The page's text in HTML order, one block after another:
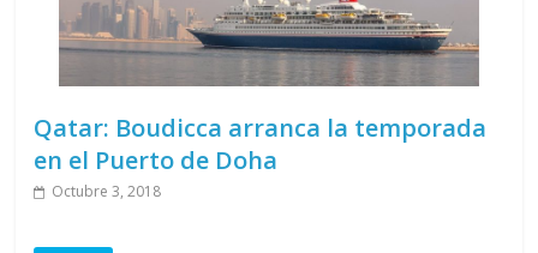
Qatar: Boudicca arranca la temporada
en el Puerto de Doha
Octubre 3, 2018